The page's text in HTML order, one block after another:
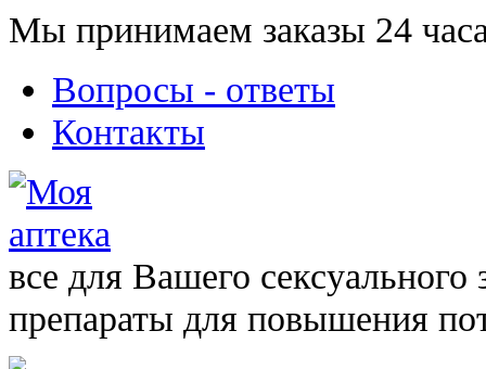
Мы принимаем заказы 24
Вопросы - ответы
Контакты
все для Вашего сексуального
препараты для повышения